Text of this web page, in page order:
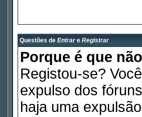
Questões de Entrare Registrar
Porque é que
Registou-se?
expulso dos
haja uma